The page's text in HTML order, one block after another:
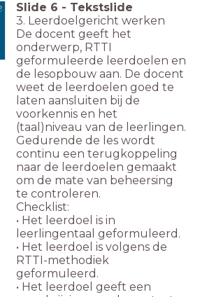
Slide 6 - Tekstslide
3. Leerdoelgericht werken
De docent geeft het
onderwerp, RTTI
geformuleerde leerdoelen en
de lesopbouw aan. De docent
weet de leerdoelen goed te
laten aansluiten bij de
voorkennis en het
(taal)niveau van de leerlingen.
Gedurende de les wordt
continu een terugkoppeling
naar de leerdoelen gemaakt
om de mate van beheersing
te controleren.
Checklist:
• Het leerdoel is in
leerlingentaal geformuleerd.
• Het leerdoel is volgens de
RTTI-methodiek
geformuleerd.
• Het leerdoel geeft een